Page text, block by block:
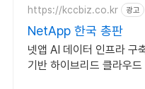
https://kccbiz.co.kr 광고
NetApp 한국 총판
넷앱 AI 데이터 인프라 구
기반 하이브리드 클라우드